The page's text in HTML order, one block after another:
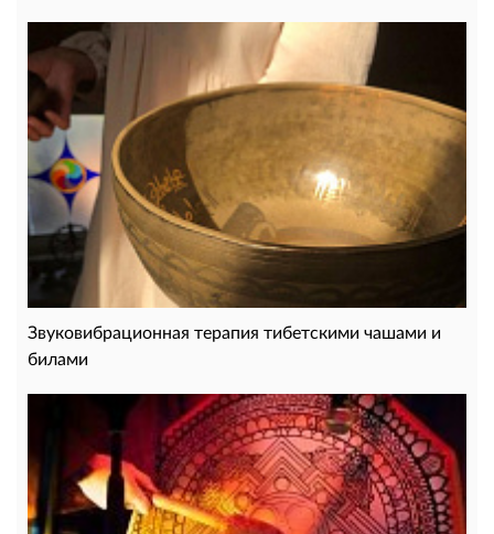
Звуковибрационная терапия тибетскими чашами и
билами